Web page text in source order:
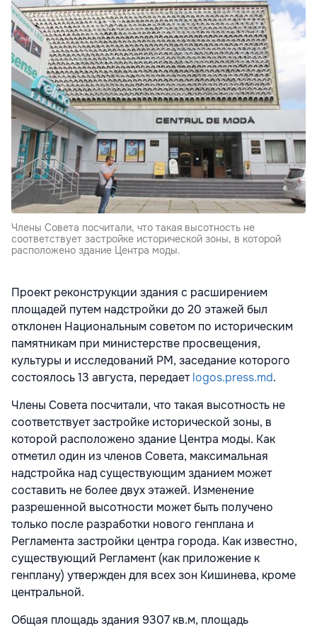
Члены Совета посчитали, что такая высотность не
соответствует застройке исторической зоны, в которой
расположено здание Центра моды.
Проект реконструкции здания с расширением
площадей путем надстройки до 20 этажей был
отклонен Национальным советом по историческим
памятникам при министерстве просвещения,
культуры и исследований РМ, заседание которого
состоялось 13 августа, передаетlogos.press.md.
Члены Совета посчитали, что такая высотность не
соответствует застройке исторической зоны, в
которой расположено здание Центра моды. Как
отметил один из членов Совета, максимальная
надстройка над существующим зданием может
составить не более двух этажей. Изменение
разрешенной высотности может быть получено
только после разработки нового генплана и
Регламента застройки центра города. Как известно,
существующий Регламент (как приложение к
генплану) утвержден для всех зон Кишинева, кроме
центральной.
Общая площадь здания 9307 кв.м, площадь